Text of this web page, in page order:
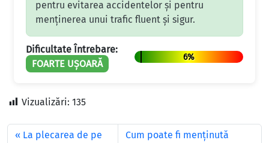
pentru evitarea accidentelor și pentru
menținerea unui trafic fluent și sigur.
Dificultate Întrebare:
FOARTE UȘOARĂ
6%
Vizualizări: 135
La plecarea de pe
Cum poate fi menținută